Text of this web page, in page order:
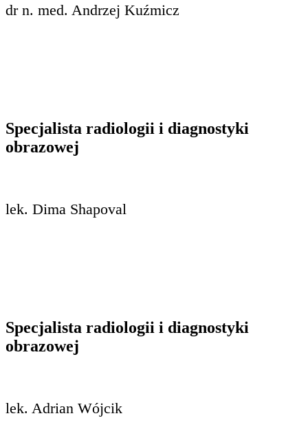
dr n. med. Andrzej Kuźmicz
Specjalista radiologii i diagnostyki
obrazowej
lek. Dima Shapoval
Specjalista radiologii i diagnostyki
obrazowej
lek. Adrian Wójcik